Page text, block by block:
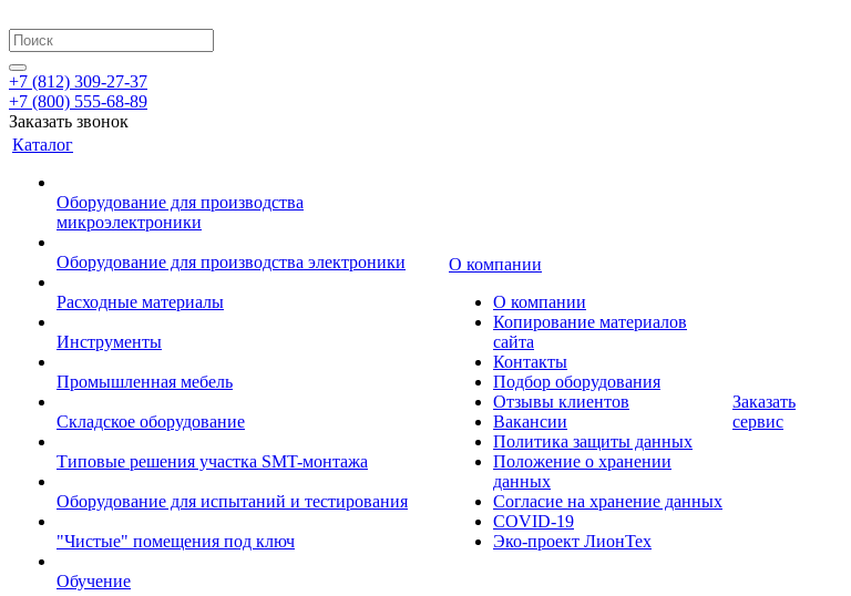
+7 (812) 309-27-37
+7 (800) 555-68-89
Заказать звонок
Каталог
Оборудование для производства
микроэлектроники
Оборудование для производства электроники
Расходные материалы
Инструменты
Промышленная мебель
Складское оборудование
Типовые решения участка SMT-монтажа
Оборудование для испытаний и тестирования
"Чистые" помещения под ключ
Обучение
О компании
О компании
Копирование материалов
сайта
Контакты
Подбор оборудования
Отзывы клиентов
Вакансии
Политика защиты данных
Положение о хранении
данных
Согласие на хранение данных
COVID-19
Эко-проект ЛионТех
Заказать
сервис